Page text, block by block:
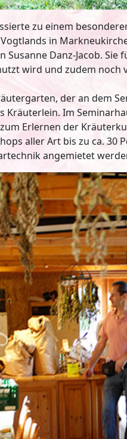
zu einem
in
Danz-Jacob.
wird und zudem noch
der an dem
Kräuterlein. Im
Erlernen der
aller Art bis zu ca. 30
angemietet